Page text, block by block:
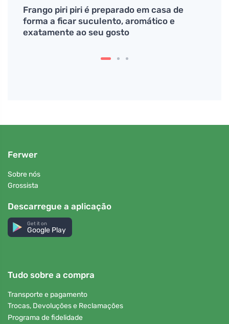
Frango piri piri é preparado em casa de
forma a ficar suculento, aromático e
exatamente ao seu gosto
Ferwer
Sobre nós
Grossista
Descarregue a aplicação
Get it on
Google Play
Tudo sobre a compra
Transporte e pagamento
Trocas, Devoluções e Reclamações
Programa de fidelidade